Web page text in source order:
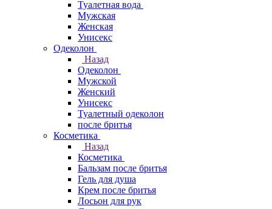
Туалетная вода
Мужская
Женская
Унисекс
Одеколон
Назад
Одеколон
Мужской
Женский
Унисекс
Туалетный одеколон
после бритья
Косметика
Назад
Косметика
Бальзам после бритья
Гель для душа
Крем после бритья
Лосьон для рук